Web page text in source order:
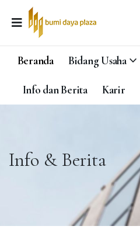
Beranda Bidang Usaha
Info dan Berita Karir
Info & Berita